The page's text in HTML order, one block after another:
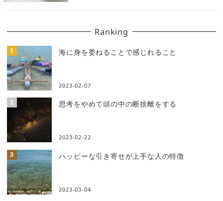
Ranking
海に身を委ねることで感じれること
2023-02-07
思考をやめて頭の中の断捨離をする
2023-02-22
ハッピーな引き寄せが上手な人の特徴
2023-03-04